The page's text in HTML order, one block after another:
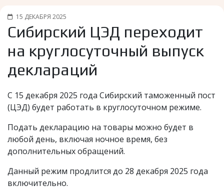
15 ДЕКАБРЯ 2025
Сибирский ЦЭД переходит
на круглосуточный выпуск
деклараций
С 15 декабря 2025 года Сибирский таможенный пост
(ЦЭД) будет работать в круглосуточном режиме.
Подать декларацию на товары можно будет в
любой день, включая ночное время, без
дополнительных обращений.
Данный режим продлится до 28 декабря 2025 года
включительно.